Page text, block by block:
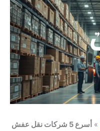
»
أسرع 5 شركات نقل عفش